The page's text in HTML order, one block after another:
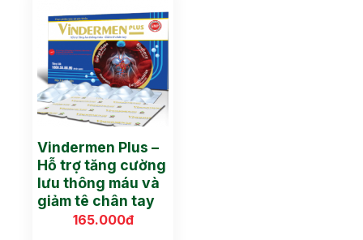
Vindermen Plus –
Hỗ trợ tăng cường
lưu thông máu và
giảm tê chân tay
165.000đ